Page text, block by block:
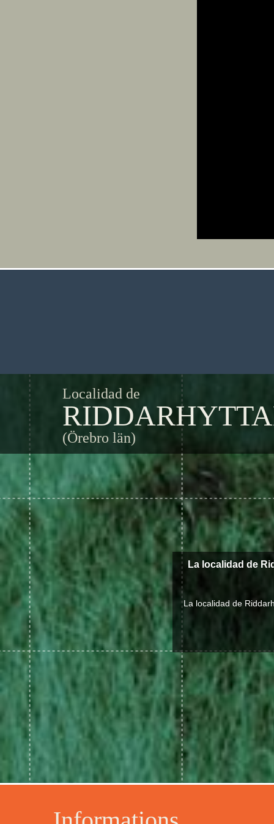
Localidad de
(Örebro län)
La localidad de
La localidad de